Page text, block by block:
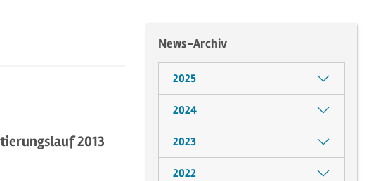
2013
News-Archiv
2025
2024
2023
2022